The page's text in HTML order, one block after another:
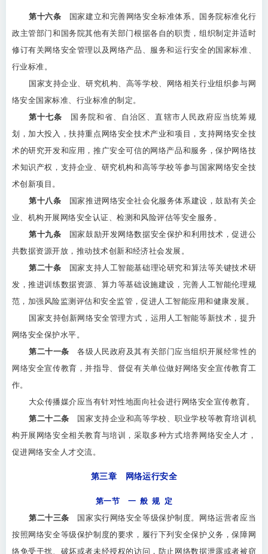
第十六条 国家建立和完善网络安全标准体系。国务院标准化行
政主管部门和国务院其他有关部门根据各自的职责，组织制定并适时
修订有关网络安全管理以及网络产品、服务和运行安全的国家标准、
行业标准。
国家支持企业、研究机构、高等学校、网络相关行业组织参与网
络安全国家标准、行业标准的制定。
第十七条 国务院和省、自治区、直辖市人民政府应当统筹规
划，加大投入，扶持重点网络安全技术产业和项目，支持网络安全技
术的研究开发和应用，推广安全可信的网络产品和服务，保护网络技
术知识产权，支持企业、研究机构和高等学校等参与国家网络安全技
术创新项目。
第十八条 国家推进网络安全社会化服务体系建设，鼓励有关企
业、机构开展网络安全认证、检测和风险评估等安全服务。
第十九条 国家鼓励开发网络数据安全保护和利用技术，促进公
共数据资源开放，推动技术创新和经济社会发展。
第二十条 国家支持人工智能基础理论研究和算法等关键技术研
发，推进训练数据资源、算力等基础设施建设，完善人工智能伦理规
范，加强风险监测评估和安全监管，促进人工智能应用和健康发展。
国家支持创新网络安全管理方式，运用人工智能等新技术，提升
网络安全保护水平。
第二十一条 各级人民政府及其有关部门应当组织开展经常性的
网络安全宣传教育，并指导、督促有关单位做好网络安全宣传教育工
作。
大众传播媒介应当有针对性地面向社会进行网络安全宣传教育。
第二十二条 国家支持企业和高等学校、职业学校等教育培训机
构开展网络安全相关教育与培训，采取多种方式培养网络安全人才，
促进网络安全人才交流。
第三章 网络运行安全
第一节 一 般 规 定
第二十三条 国家实行网络安全等级保护制度。网络运营者应当
按照网络安全等级保护制度的要求，履行下列安全保护义务，保障网
络免受干扰、破坏或者未经授权的访问，防止网络数据泄露或者被窃